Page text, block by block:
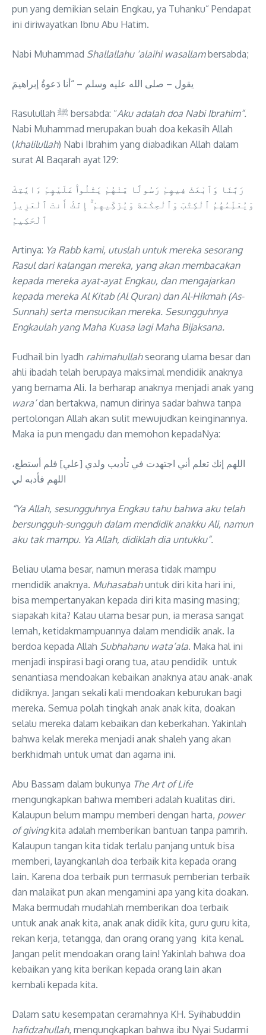
pun yang demikian selain Engkau, ya Tuhanku” Pendapat
ini diriwayatkan Ibnu Abu Hatim.
Nabi Muhammad Shallallahu ‘alaihi wasallambersabda;
يقول – صلى الله عليه وسلم – “أنا دَعوةُ إبراهيمَ
Rasulullah ﷺ bersabda: “Aku adalah doa Nabi Ibrahim”.
Nabi Muhammad merupakan buah doa kekasih Allah
(khalilullah) Nabi Ibrahim yang diabadikan Allah dalam
surat Al Baqarah ayat 129:
رَبَّنَا وَٱبْعَثْ فِيهِمْ رَسُولًا مِّنْهُمْ يَتْلُوا۟ عَلَيْهِمْ ءَايَٰتِكَ
وَيُعَلِّمُهُمُ ٱلْكِتَٰبَ وَٱلْحِكْمَةَ وَيُزَكِّيهِمْ ۚ إِنَّكَ أَنتَ ٱلْعَزِيزُ
ٱلْحَكِيمُ
Artinya: Ya Rabb kami, utuslah untuk mereka sesorang
Rasul dari kalangan mereka, yang akan membacakan
kepada mereka ayat-ayat Engkau, dan mengajarkan
kepada mereka Al Kitab (Al Quran) dan Al-Hikmah (As-
Sunnah) serta mensucikan mereka. Sesungguhnya
Engkaulah yang Maha Kuasa lagi Maha Bijaksana.
Fudhail bin Iyadh rahimahullahseorang ulama besar dan
ahli ibadah telah berupaya maksimal mendidik anaknya
yang bernama Ali. Ia berharap anaknya menjadi anak yang
wara’dan bertakwa, namun dirinya sadar bahwa tanpa
pertolongan Allah akan sulit mewujudkan keinginannya.
Maka ia pun mengadu dan memohon kepadaNya:
اللهم إنك تعلم أني اجتهدت في تأديب ولدي [علي] فلم أستطع،
اللهم فأدبه لي
“Ya Allah, sesungguhnya Engkau tahu bahwa aku telah
bersungguh-sungguh dalam mendidik anakku Ali, namun
aku tak mampu. Ya Allah, didiklah dia untukku”.
Beliau ulama besar, namun merasa tidak mampu
mendidik anaknya. Muhasabahuntuk diri kita hari ini,
bisa mempertanyakan kepada diri kita masing masing;
siapakah kita? Kalau ulama besar pun, ia merasa sangat
lemah, ketidakmampuannya dalam mendidik anak. Ia
berdoa kepada Allah Subhahanu wata’ala. Maka hal ini
menjadi inspirasi bagi orang tua, atau pendidik untuk
senantiasa mendoakan kebaikan anaknya atau anak-anak
didiknya. Jangan sekali kali mendoakan keburukan bagi
mereka. Semua polah tingkah anak anak kita, doakan
selalu mereka dalam kebaikan dan keberkahan. Yakinlah
bahwa kelak mereka menjadi anak shaleh yang akan
berkhidmah untuk umat dan agama ini.
Abu Bassam dalam bukunya The Art of Life
mengungkapkan bahwa memberi adalah kualitas diri.
Kalaupun belum mampu memberi dengan harta, power
of givingkita adalah memberikan bantuan tanpa pamrih.
Kalaupun tangan kita tidak terlalu panjang untuk bisa
memberi, layangkanlah doa terbaik kita kepada orang
lain. Karena doa terbaik pun termasuk pemberian terbaik
dan malaikat pun akan mengamini apa yang kita doakan.
Maka bermudah mudahlah memberikan doa terbaik
untuk anak anak kita, anak anak didik kita, guru guru kita,
rekan kerja, tetangga, dan orang orang yang kita kenal.
Jangan pelit mendoakan orang lain! Yakinlah bahwa doa
kebaikan yang kita berikan kepada orang lain akan
kembali kepada kita.
Dalam satu kesempatan ceramahnya KH. Syihabuddin
hafidzahullah, mengungkapkan bahwa ibu Nyai Sudarmi